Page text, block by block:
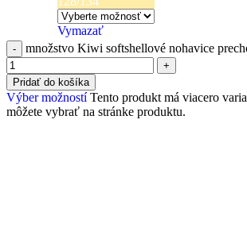
Vymazať
množstvo Kiwi softshellové nohavice
Pridať do košíka
Výber možností Tento produkt má viacero
môžete vybrať na stránke produktu.